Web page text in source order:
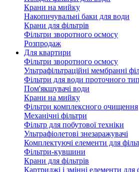
Крани на мийку
Накопичувальні баки для води
Крани для фільтрів
Фільтри зворотного осмосу
Розпродаж
Для квартири
Фільтри зворотного осмосу
Ультрафільтраційні мембранні
Фільтри для води проточного
Пом'якшувачі води
Крани на мийку
Фільтри комплексного очищення
Механічні фільтри
Фільтр для побутової техніки
Ультрафіолетові знезаражувачі
Комплектуючі елементи для
Фільтри-кувшини
Крани для фільтрів
Картриджі і змінні елементи для